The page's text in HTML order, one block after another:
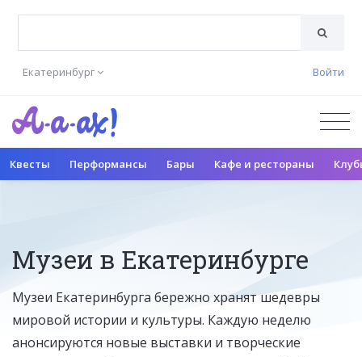
Екатеринбург Войти
Квесты Перформансы Бары Кафе и рестораны
Музеи в Екатеринбурге
Музеи Екатеринбурга бережно хранят шедевры
мировой истории и культуры. Каждую неделю
анонсируются новые выставки и творческие